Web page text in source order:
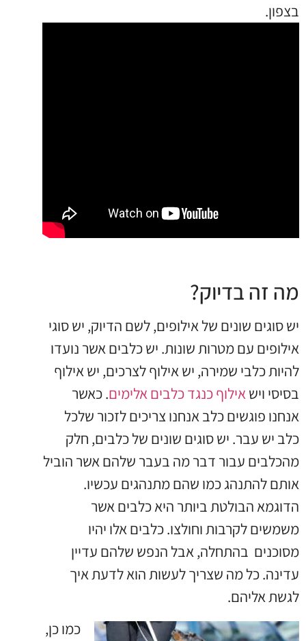
בצפון.
מה זה בדיוק?
יש סוגים שונים של אילופים, לשם הדיוק, יש סוגי
אילופים עם מטרות שונות. יש כלבים אשר נועדו
להיות כלבי שמירה, יש אילוף לצרכים, יש אילוף
בסיסי וישאילוף כנגד כלבים אלימים. כאשר
אנחנו פוגשים כלב אנחנו צריכים לזכור שלכל
כלב יש עבר. יש סוגים שונים של כלבים, חלק
מהכלבים עבור דבר מה בעבר שלהם אשר הוביל
אותם להתנהג כמו שהם מתנהגים עכשיו.
הדוגמא הבולטת ביותר היא כלבים אשר
משמשים לקרבות וחולצו. כלבים אלו יהיו
מסוכנים בהתחלה, אבל הנפש שלהם עדיין
עדינה. כל מה שצריך לעשות הוא לדעת איך
לגשת אליהם.
כמו כן,